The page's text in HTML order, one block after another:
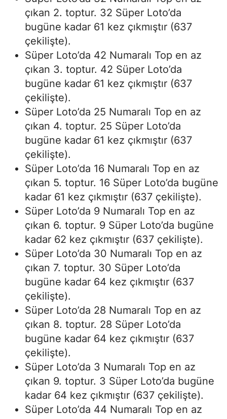
çıkan 2. toptur. 32 Süper Loto’da
bugüne kadar 61 kez çıkmıştır (637
çekilişte).
Süper Loto’da 42 Numaralı Top en az
çıkan 3. toptur. 42 Süper Loto’da
bugüne kadar 61 kez çıkmıştır (637
çekilişte).
Süper Loto’da 25 Numaralı Top en az
çıkan 4. toptur. 25 Süper Loto’da
bugüne kadar 61 kez çıkmıştır (637
çekilişte).
Süper Loto’da 16 Numaralı Top en az
çıkan 5. toptur. 16 Süper Loto’da bugüne
kadar 61 kez çıkmıştır (637 çekilişte).
Süper Loto’da 9 Numaralı Top en az
çıkan 6. toptur. 9 Süper Loto’da bugüne
kadar 62 kez çıkmıştır (637 çekilişte).
Süper Loto’da 30 Numaralı Top en az
çıkan 7. toptur. 30 Süper Loto’da
bugüne kadar 64 kez çıkmıştır (637
çekilişte).
Süper Loto’da 28 Numaralı Top en az
çıkan 8. toptur. 28 Süper Loto’da
bugüne kadar 64 kez çıkmıştır (637
çekilişte).
Süper Loto’da 3 Numaralı Top en az
çıkan 9. toptur. 3 Süper Loto’da bugüne
kadar 64 kez çıkmıştır (637 çekilişte).
Süper Loto’da 44 Numaralı Top en az